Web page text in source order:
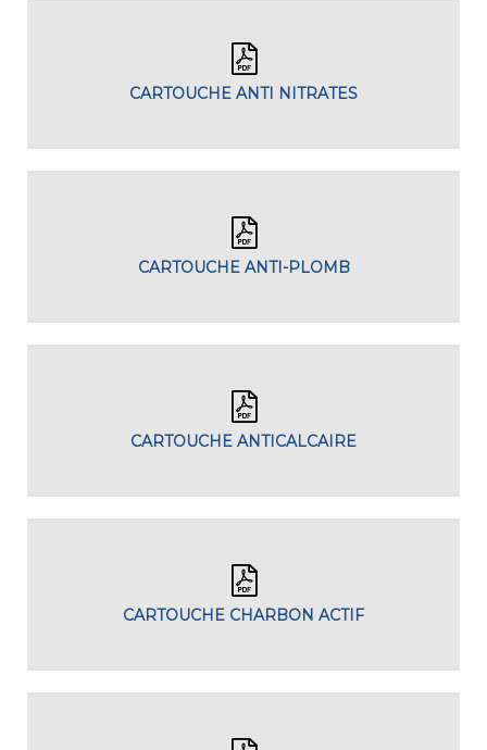
CARTOUCHE ANTI NITRATES
CARTOUCHE ANTI-PLOMB
CARTOUCHE ANTICALCAIRE
CARTOUCHE CHARBON ACTIF